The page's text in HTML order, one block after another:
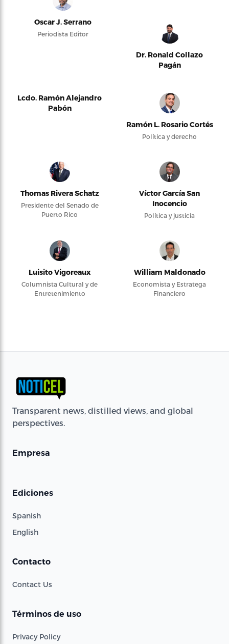
Oscar J. Serrano
Periodista Editor
Dr. Ronald Collazo
Pagán
Lcdo. Ramón Alejandro
Pabón
Ramón L. Rosario Cortés
Política y derecho
Thomas Rivera Schatz
Presidente del Senado de
Puerto Rico
Víctor García San
Inocencio
Política y justicia
Luisito Vigoreaux
Columnista Cultural y de
Entretenimiento
William Maldonado
Economista y Estratega
Financiero
Transparent news, distilled views, and global
perspectives.
Empresa
Ediciones
Spanish
English
Contacto
Contact Us
Términos de uso
Privacy Policy